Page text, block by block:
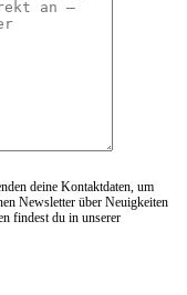
deine Kontaktdaten, um
Newsletter über Neuigkeiten
findest du in unserer